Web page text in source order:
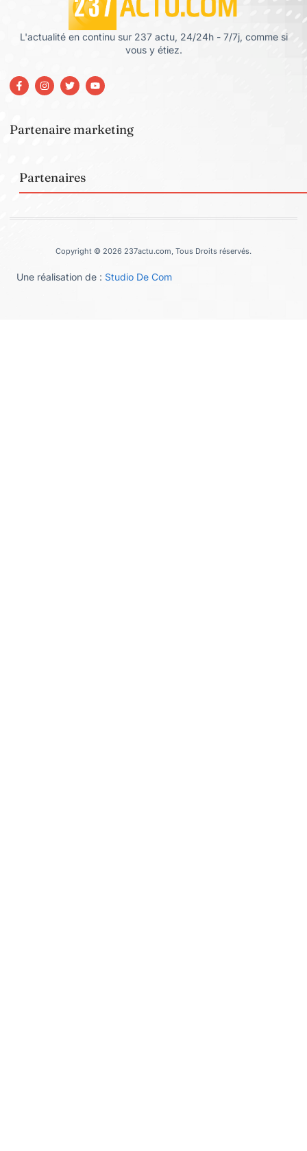
L'actualité en continu sur 237 actu, 24/24h - 7/7j, comme si
vous y étiez.
Partenaire marketing
Partenaires
Copyright © 2026 237actu.com, Tous Droits réservés.
Une réalisation de : Studio De Com